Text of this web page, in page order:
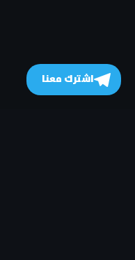
اشترك معنا